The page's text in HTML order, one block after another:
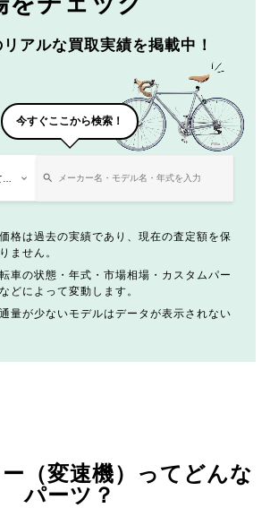
リアルな買取実績を掲載中！
今すぐここから検索！
格は過去の実績であり、現在の査定額を保
ません。
車の状態・年式・市場相場・カスタムパー
どによって変動します。
量が少ないモデルはデータが表示されない
（変速機）ってどんな
パーツ？